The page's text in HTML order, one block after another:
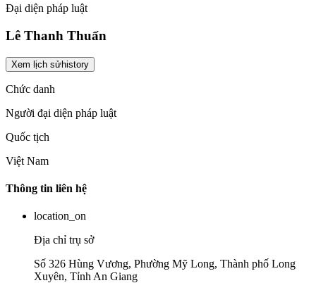
Đại diện pháp luật
Lê Thanh Thuấn
Xem lịch sửhistory
Chức danh
Người đại diện pháp luật
Quốc tịch
Việt Nam
Thông tin liên hệ
location_on
Địa chỉ trụ sở
Số 326 Hùng Vương, Phường Mỹ Long, Thành phố Long
Xuyên, Tỉnh An Giang